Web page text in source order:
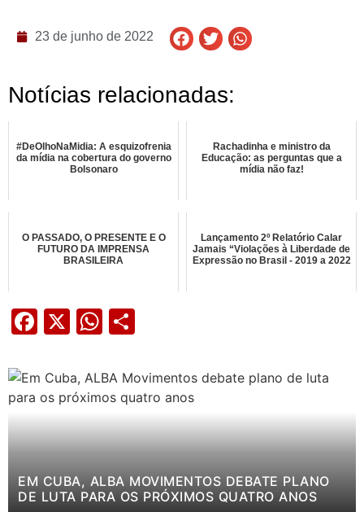
23 de junho de 2022
Notícias relacionadas:
#DeOlhoNaMidia: A esquizofrenia
da mídia na cobertura do governo
Bolsonaro
Rachadinha e ministro da
Educação: as perguntas que a
mídia não faz!
O PASSADO, O PRESENTE E O
FUTURO DA IMPRENSA
BRASILEIRA
Lançamento 2º Relatório Calar
Jamais “Violações à Liberdade de
Expressão no Brasil - 2019 a 2022
Facebook
X WhatsApp
EM CUBA, ALBA MOVIMENTOS DEBATE PLANO
DE LUTA PARA OS PRÓXIMOS QUATRO ANOS